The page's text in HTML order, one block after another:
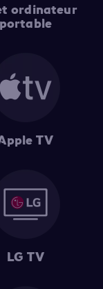
ordinateur
portable
TV
LG TV